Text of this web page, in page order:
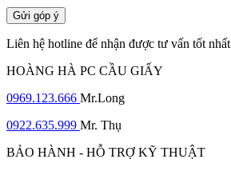
Gửi góp ý
Liên hệ hotline để nhận được tư vấn tốt nhất
HOÀNG HÀ PC CẦU GIẤY
0969.123.666 Mr.Long
0922.635.999 Mr. Thụ
BẢO HÀNH - HỖ TRỢ KỸ THUẬT